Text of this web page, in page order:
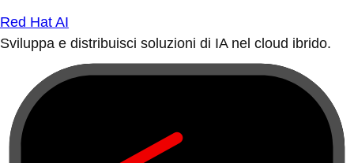
Red Hat AI
Sviluppa e distribuisci soluzioni di IA nel cloud ibrido.